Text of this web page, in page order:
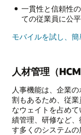
一貫性と信頼性
ての従業員に公
モバイルを試し、
人材管理（
人事機能は、企業
割もあるため、従
なウェイトを占め
績管理、研修など
す多くのシステムの